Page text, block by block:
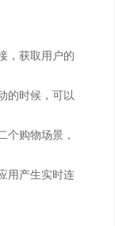
，获取用户的
的时候，可以
个购物场景，
用产生实时连